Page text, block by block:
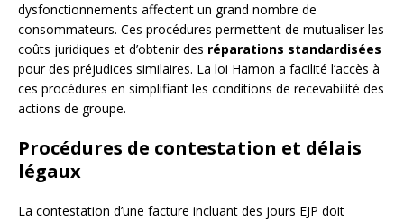
dysfonctionnements affectent un grand nombre de
consommateurs. Ces procédures permettent de mutualiser les
coûts juridiques et d’obtenir des réparations standardisées
pour des préjudices similaires. La loi Hamon a facilité l’accès à
ces procédures en simplifiant les conditions de recevabilité des
actions de groupe.
Procédures de contestation et délais
légaux
La contestation d’une facture incluant des jours EJP doit